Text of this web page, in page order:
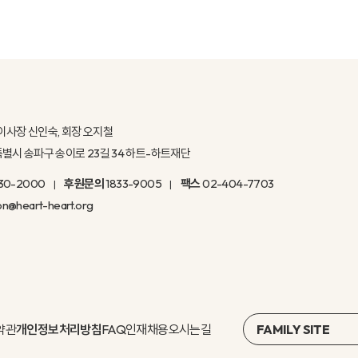
장 신인숙, 회장 오지철
시 송파구 송이로 23길 34 하트-하트재단
2000
후원문의1833-9005 팩스02-404-7703
heart.org
관개인정보처리방침FAQ인재채용오시는길 FAMILY SITE